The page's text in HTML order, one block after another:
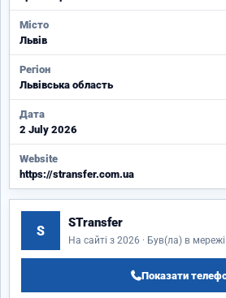
Місто
Львів
Регіон
Львівська область
Дата
2 July 2026
Website
https://stransfer.com.ua
S
STransfer
На сайті з 2026 · Був(ла) в
Показати